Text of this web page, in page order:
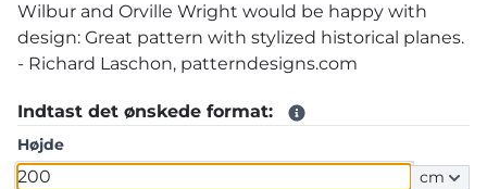
Wilbur and Orville Wright would be happy with
design: Great pattern with stylized historical planes.
- Richard Laschon, patterndesigns.com
Indtast det ønskede format:
Højde
cm